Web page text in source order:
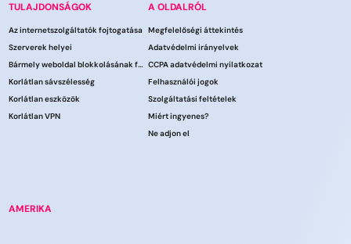
TULAJDONSÁGOK
Az internetszolgáltatók fojtogatása
Szerverek helyei
Bármely weboldal blokkolásának feloldása
Korlátlan sávszélesség
Korlátlan eszközök
Korlátlan VPN
A OLDALRÓL
Megfelelőségi áttekintés
Adatvédelmi irányelvek
CCPA adatvédelmi nyilatkozat
Felhasználói jogok
Szolgáltatási feltételek
Miért ingyenes?
Ne adjon el
AMERIKA